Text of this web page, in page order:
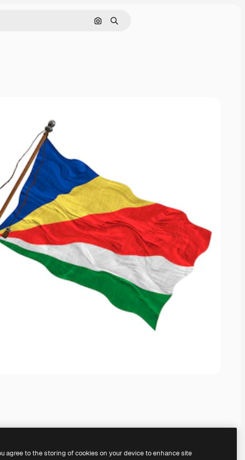
Pesquisar por imagem
Buscar
agree to the storing of cookies on your device to enhance site